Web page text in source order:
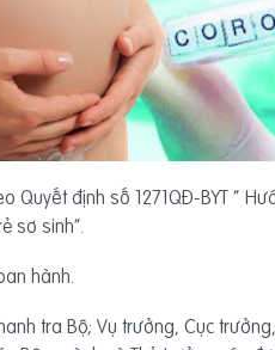
định số 1271QĐ-BYT “
sơ sinh”.
hành.
tra Bộ; Vụ trưởng, Cục